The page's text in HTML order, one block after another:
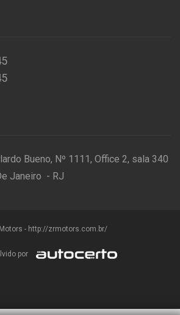
Bueno, Nº 1111, Office 2, sala 340
Janeiro - RJ
- http://zrmotors.com.br/
por